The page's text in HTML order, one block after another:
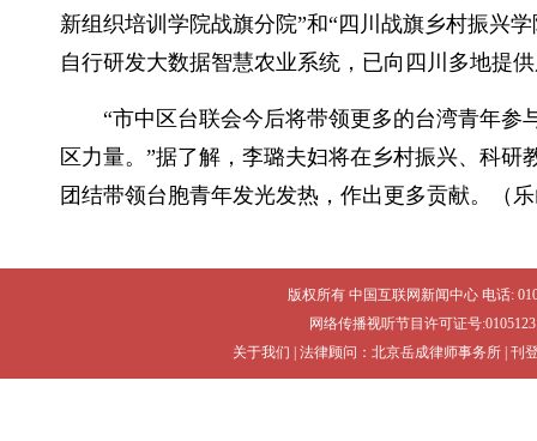
新组织培训学院战旗分院”和“四川战旗乡村振兴
自行研发大数据智慧农业系统，已向四川多地提
“市中区台联会今后将带领更多的台湾青年
区力量。”据了解，李璐夫妇将在乡村振兴、科
团结带领台胞青年发光发热，作出更多贡献。（